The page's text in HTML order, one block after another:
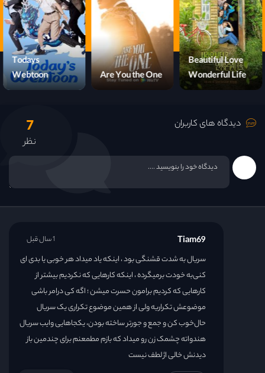
Beautiful Love
Wonderful Life
Are You the One
Todays
Webtoon
دیدگاه های کاربران 7
نظر
Tiam69
سریال به شدت قشنگی بود ، اینکه یاد میداد هر خوبی یا بدی ای‌
کنی‌به خودت برمیگرده ، اینکه کارهایی که نکردیم بیشتر از
کارهایی که کردیم برامون حسرت میشن ؛ اگه کی درامر باشی
موضوعش تکراریه ولی از همین موضوع تکراری یک سریال
حال‌خوب‌ کن و جمع و‌ جورتر ساخته بودن، یکجاهایی وایب سریال
هندواته چشمک زن رو‌ میداد ‌که بازم‌ مطمعنم برای چندمین باز
دیدنش خالی اژ لطف نیست
1 سال قبل